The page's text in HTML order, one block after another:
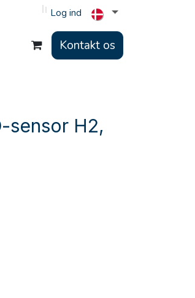
Log ind
Kontakt os
sensor H2,